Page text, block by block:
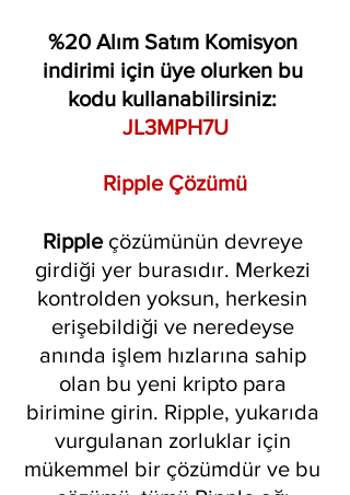
%20 Alım Satım Komisyon
indirimi için üye olurken bu
kodu kullanabilirsiniz:
JL3MPH7U
Ripple Çözümü
Ripple çözümünün devreye
girdiği yer burasıdır. Merkezi
kontrolden yoksun, herkesin
erişebildiği ve neredeyse
anında işlem hızlarına sahip
olan bu yeni kripto para
birimine girin. Ripple, yukarıda
vurgulanan zorluklar için
mükemmel bir çözümdür ve bu